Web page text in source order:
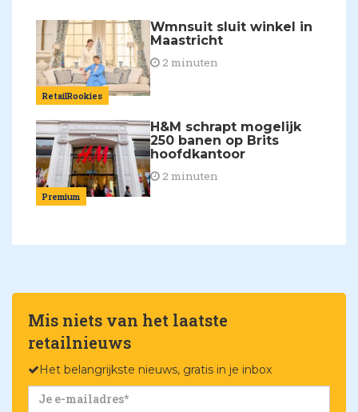
RetailRookies
Wmnsuit sluit winkel in
Maastricht
2 minuten
Premium
H&M schrapt mogelijk
250 banen op Brits
hoofdkantoor
2 minuten
Mis niets van het laatste
retailnieuws
Het belangrijkste nieuws, gratis in je inbox